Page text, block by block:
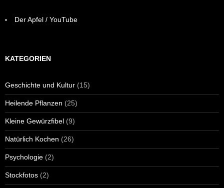
Der Apfel / YouTube
KATEGORIEN
Geschichte und Kultur (15)
Heilende Pflanzen (25)
Kleine Gewürzfibel (9)
Natürlich Kochen (26)
Psychologie (2)
Stockfotos (2)